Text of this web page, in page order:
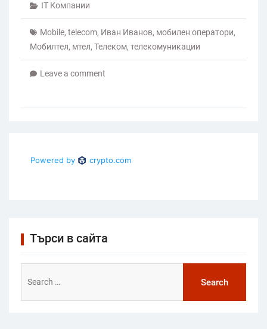
IT Компании
Mobile, telecom, Иван Иванов, мобилен оператори,
Мобилтел, мтел, Телеком, телекомуникации
Leave a comment
Търси в сайта
for: